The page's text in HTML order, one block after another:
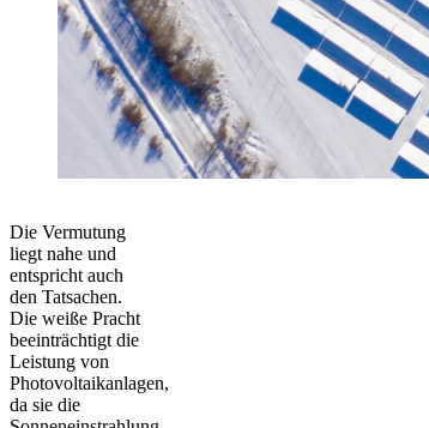
Die Vermutung
liegt nahe und
entspricht auch
den Tatsachen.
Die weiße Pracht
beeinträchtigt die
Leistung von
Photovoltaikanlagen,
da sie die